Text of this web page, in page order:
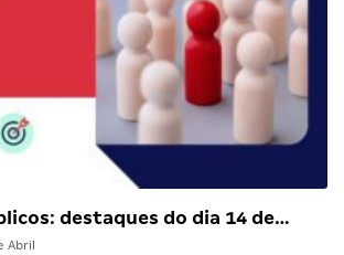
destaques do dia 14 de…
Abril